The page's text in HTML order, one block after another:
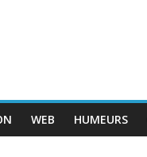
WEB HUMEURS